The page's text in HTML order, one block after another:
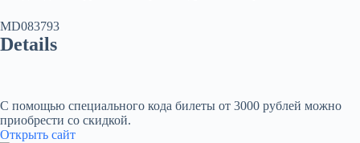
MD083793
Details
С помощью специального кода билеты от 3000 рублей можно
приобрести со скидкой.
Открыть сайт